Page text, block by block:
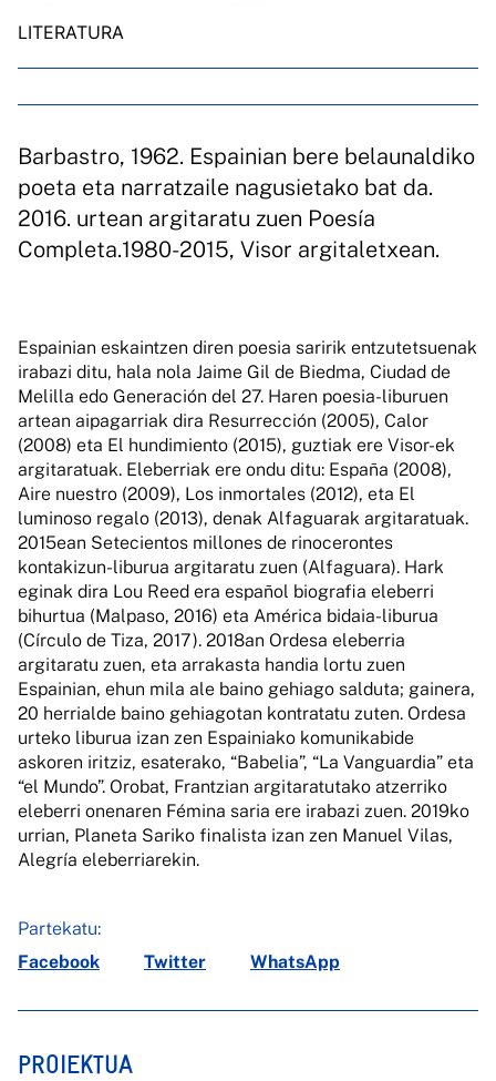
LITERATURA
Barbastro, 1962. Espainian bere belaunaldiko
poeta eta narratzaile nagusietako bat da.
2016. urtean argitaratu zuen Poesía
Completa.1980-2015, Visor argitaletxean.
Espainian eskaintzen diren poesia saririk entzutetsuenak
irabazi ditu, hala nola Jaime Gil de Biedma, Ciudad de
Melilla edo Generación del 27. Haren poesia-liburuen
artean aipagarriak dira Resurrección (2005), Calor
(2008) eta El hundimiento (2015), guztiak ere Visor-ek
argitaratuak. Eleberriak ere ondu ditu: España (2008),
Aire nuestro (2009), Los inmortales (2012), eta El
luminoso regalo (2013), denak Alfaguarak argitaratuak.
2015ean Setecientos millones de rinocerontes
kontakizun-liburua argitaratu zuen (Alfaguara). Hark
eginak dira Lou Reed era español biografia eleberri
bihurtua (Malpaso, 2016) eta América bidaia-liburua
(Círculo de Tiza, 2017). 2018an Ordesa eleberria
argitaratu zuen, eta arrakasta handia lortu zuen
Espainian, ehun mila ale baino gehiago salduta; gainera,
20 herrialde baino gehiagotan kontratatu zuten. Ordesa
urteko liburua izan zen Espainiako komunikabide
askoren iritziz, esaterako, “Babelia”, “La Vanguardia” eta
“el Mundo”. Orobat, Frantzian argitaratutako atzerriko
eleberri onenaren Fémina saria ere irabazi zuen. 2019ko
urrian, Planeta Sariko finalista izan zen Manuel Vilas,
Alegría eleberriarekin.
Partekatu:
Facebook
Twitter WhatsApp
PROIEKTUA